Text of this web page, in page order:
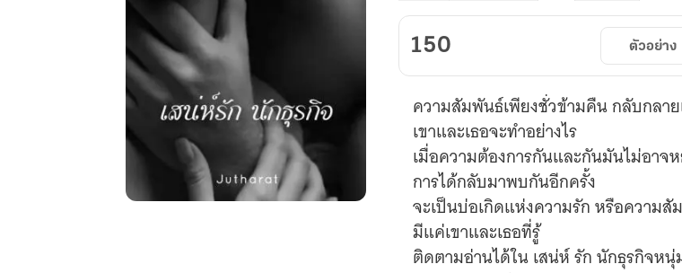
หนุ่ม
150 ตัวอย่าง
ความสัมพันธ์เพียงชั่วข้ามคืน กลับกลา
เขาและเธอจะทำอย่างไร
เมื่อความต้องการกันและกันมันไม่อาจ
การได้กลับมาพบกันอีกครั้ง
จะเป็นบ่อเกิดแห่งความรัก หรือความสั
มีแค่เขาและเธอที่รู้
ติดตามอ่านได้ใน เสน่ห์ รัก นักธุรกิจหนุ่